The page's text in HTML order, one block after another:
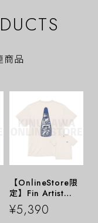
商品
【OnlineStore限
定】Fin Artist
YURIE × GULL コ
ラボTシャツ ″
¥5,390